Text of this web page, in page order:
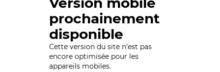
prochainement
disponible
Cette version du site n’est pas
encore optimisée pour les
appareils mobiles.